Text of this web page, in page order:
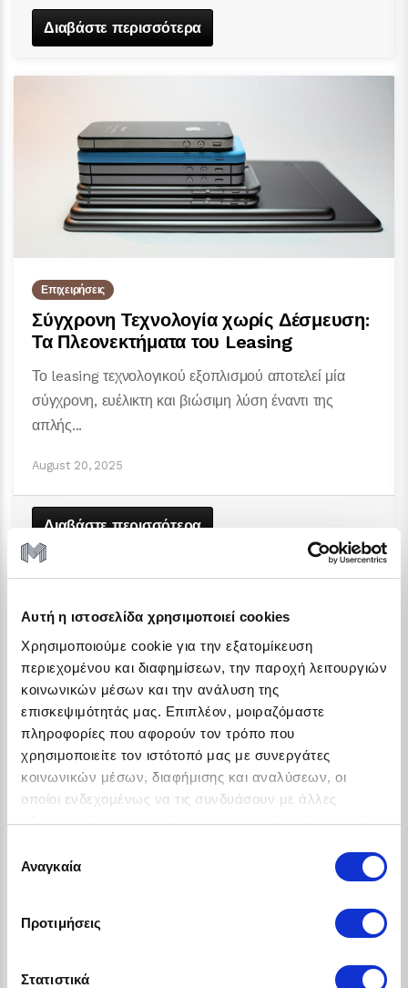
Αυτή η ιστοσελίδα χρησιμοποιεί cookies
Χρησιμοποιούμε cookie για την εξατομίκευση
περιεχομένου και διαφημίσεων, την παροχή λειτουργιών
κοινωνικών μέσων και την ανάλυση της
επισκεψιμότητάς μας. Επιπλέον, μοιραζόμαστε
πληροφορίες που αφορούν τον τρόπο που
χρησιμοποιείτε τον ιστότοπό μας με συνεργάτες
κοινωνικών μέσων, διαφήμισης και αναλύσεων, οι
οποίοι ενδεχομένως να τις συνδυάσουν με άλλες
πληροφορίες που τους έχετε παραχωρήσει ή τις οποίες
των υπηρεσιών τους.
συγκατάθεσης
Αναγκαία
Προτιμήσεις
Στατιστικά
Διαβάστε περισσότερα
Επιχειρήσεις
Σύγχρονη Τεχνολογία χωρίς Δέσμευση:
Τα Πλεονεκτήματα του Leasing
Το leasing τεχνολογικού εξοπλισμού αποτελεί μία
σύγχρονη, ευέλικτη και βιώσιμη λύση έναντι της
απλής...
August 20, 2025
Διαβάστε περισσότερα
Για κάθε επιχείρηση, η απόκτηση εξοπλισμού είτε
μ...